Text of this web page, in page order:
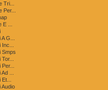
Tri...
Per...
...
G...
Smps
...
Audio